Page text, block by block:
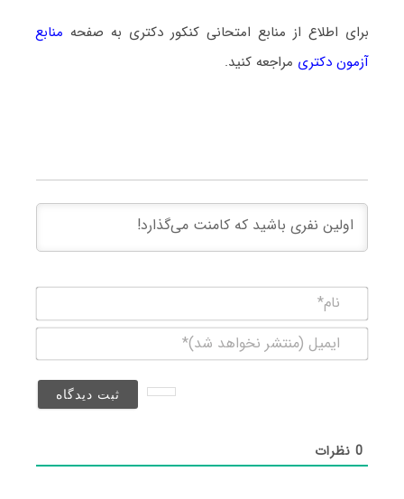
برای اطلاع از منابع امتحانی کنکور دکتری به صفحه منابع
آزمون دکتری مراجعه کنید.
(منتشر
0نظرات